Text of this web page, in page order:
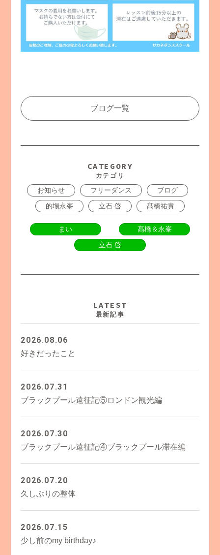
ブログ一覧
CATEGORY
カテゴリ
お知らせ フリーダンス
ブログ
的場永峯
立石 啓 髙橋祐貴
まい
髙橋＆永峯
立石 啓
LATEST
最新記事
2026.08.06
好きだったこと
2026.07.31
ブラックプール遠征記⑤ロンドン観光編
2026.07.30
ブラックプール遠征記④ブラックプール滞在編
2026.07.20
久しぶりの整体
2026.07.15
少し前のmy birthday♪